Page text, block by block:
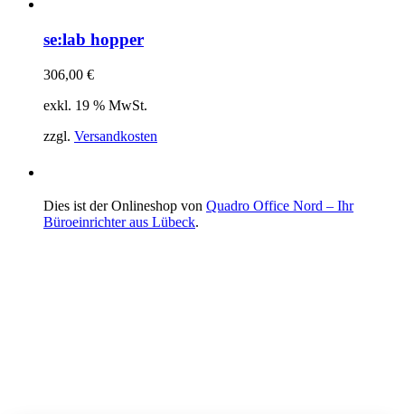
se:lab hopper
306,00 €
exkl. 19 % MwSt.
zzgl. Versandkosten
Dies ist der Onlineshop von Quadro Office Nord – Ihr
Büroeinrichter aus Lübeck.